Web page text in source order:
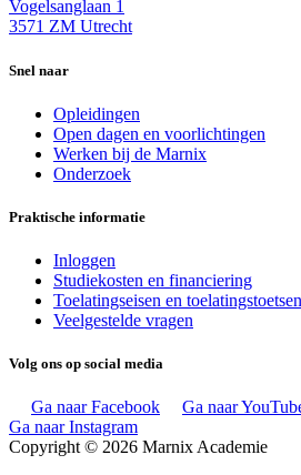
Vogelsanglaan 1
3571 ZM Utrecht
Snel naar
Opleidingen
Open dagen en voorlichtingen
Werken bij de Marnix
Onderzoek
Praktische informatie
Inloggen
Studiekosten en financiering
Toelatingseisen en toelatingstoetsen
Veelgestelde vragen
Volg ons op social media
Ga naar Facebook Ga naar
Ga naar Instagram
Copyright © 2026 Marnix Academie